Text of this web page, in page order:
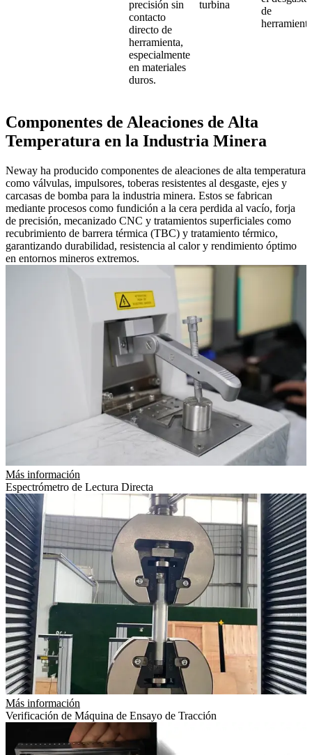
precisión sin
contacto
directo de
herramienta,
especialmente
en materiales
duros.
turbina
de
Componentes de Aleaciones de Alta
Temperatura en la Industria Minera
Neway ha producido componentes de aleaciones de alta temperatura
como válvulas, impulsores, toberas resistentes al desgaste, ejes y
carcasas de bomba para la industria minera. Estos se fabrican
mediante procesos como fundición a la cera perdida al vacío, forja
de precisión, mecanizado CNC y tratamientos superficiales como
recubrimiento de barrera térmica (TBC) y tratamiento térmico,
garantizando durabilidad, resistencia al calor y rendimiento óptimo
en entornos mineros extremos.
Más información
Espectrómetro de Lectura Directa
Más información
Verificación de Máquina de Ensayo de Tracción